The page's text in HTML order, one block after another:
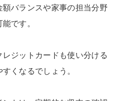
バランスや家事の担当分野
です。
ジットカードも使い分ける
くなるでしょう。